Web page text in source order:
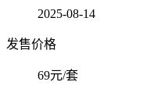
2025-08-14
发售价格
69元/套